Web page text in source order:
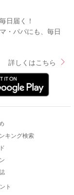
日届く！
・パパにも、毎日
詳しくはこちら
キング検索
ト